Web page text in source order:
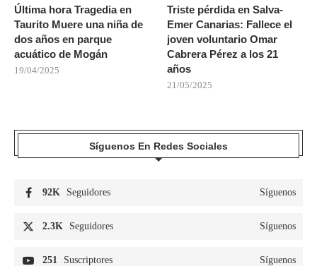
Última hora Tragedia en
Taurito Muere una niña de
dos años en parque
acuático de Mogán
19/04/2025
Triste pérdida en Salva-
Emer Canarias: Fallece el
joven voluntario Omar
Cabrera Pérez a los 21
años
21/05/2025
Síguenos En Redes Sociales
92K Seguidores Síguenos
2.3K Seguidores Síguenos
251 Suscriptores Síguenos